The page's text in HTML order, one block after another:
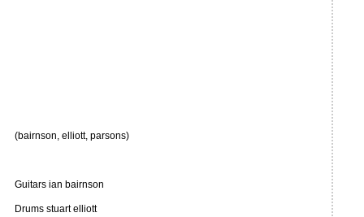
(bairnson, elliott, parsons)
Guitars ian bairnson
Drums stuart elliott